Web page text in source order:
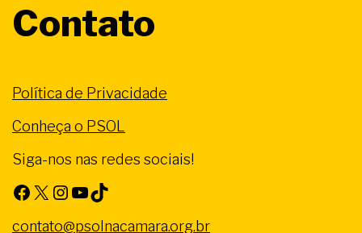
Contato
Política de Privacidade
Conheça o PSOL
Siga-nos nas redes sociais!
Facebook X Instagram Youtube TikTok
contato@psolnacamara.org.br